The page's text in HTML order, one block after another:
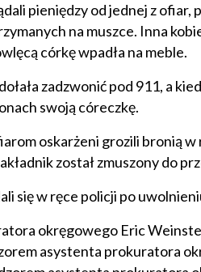
pieniędzy od jednej z
na muszce. Inna
córkę wpadła na meble.
zadzwonić pod 911, a
swoją córeczkę.
oskarżeni grozili bronią
został zmuszony do
się w ręce policji po
okręgowego Eric
asystenta prokuratora